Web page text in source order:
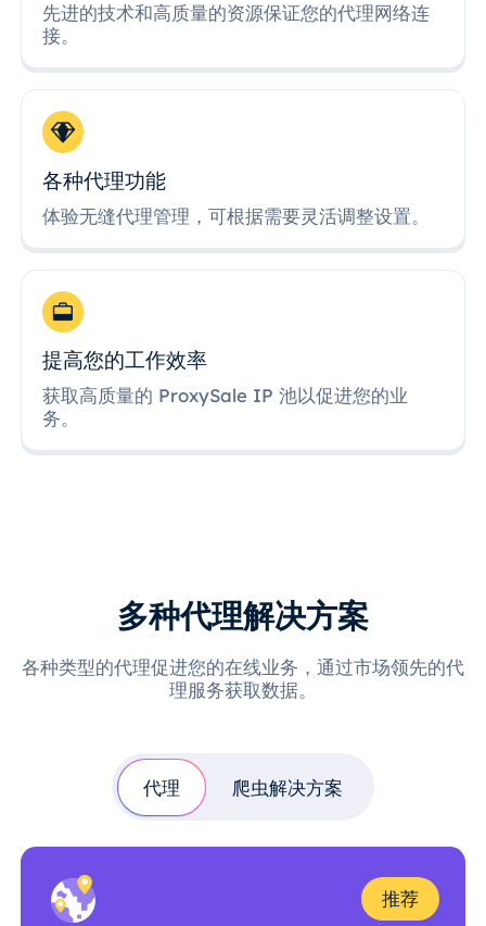
先进的技术和高质量的资源保证您的代理网络连
接。
各种代理功能
体验无缝代理管理，可根据需要灵活调整设置。
提高您的工作效率
获取高质量的 ProxySale IP 池以促进您的业
务。
多种代理解决方案
各种类型的代理促进您的在线业务，通过市场领先的代
理服务获取数据。
代理 爬虫解决方案
推荐